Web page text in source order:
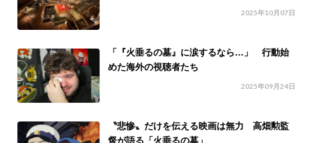
2025年10月07日
「『火垂るの墓』に涙するなら…」 行動始
めた海外の視聴者たち
2025年09月24日
〝悲惨〟だけを伝える映画は無力 高畑勲監
督が語る「火垂るの墓」